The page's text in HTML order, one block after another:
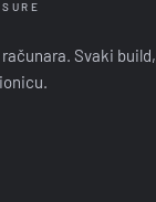
Svaki build,